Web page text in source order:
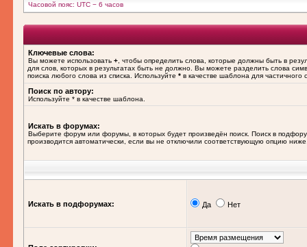
Часовой пояс: UTC − 6 часов
Ключевые слова:
Вы можете использовать + , чтобы определить слова, которые должны быть в
для слов, которых в результатах быть не должно. Вы можете разделить слова
поиска любого слова из списка. Используйте * в качестве шаблона для частичного
Поиск по автору:
Используйте * в качестве шаблона.
Искать в форумах:
Выберите форум или форумы, в которых будет произведён поиск. Поиск в
производится автоматически, если вы не отключили соответствующую опцию
Искать в подфорумах: Да Нет